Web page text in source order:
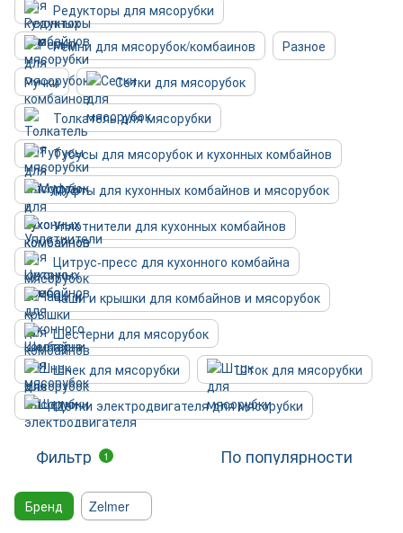
Редукторы для мясорубки
Ремни для мясорубок/комбаинов
Разное
Ручки
Сетки для мясорубок
Толкатель для мясорубки
Тубусы для мясорубок и кухонных комбайнов
Муфты для кухонных комбайнов и мясорубок
Уплотнители для кухонных комбайнов
Цитрус-пресс для кухонного комбайна
Чаши и крышки для комбайнов и мясорубок
Шестерни для мясорубок
Шнек для мясорубки
Шток для мясорубки
Щетки электродвигателя для мясорубки
Фильтр 1 По популярности
Бренд Zelmer